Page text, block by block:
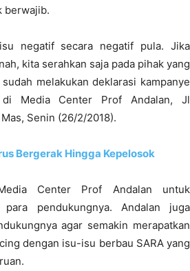
berwajib.
negatif secara negatif pula. Jika
kita serahkan saja pada pihak yang
melakukan deklarasi kampanye
di Media Center Prof Andalan, Jl
Senin (26/2/2018).
Bergerak Hingga Kepelosok
Center Prof Andalan untuk
para pendukungnya. Andalan juga
agar semakin merapatkan
dengan isu-isu berbau SARA yang